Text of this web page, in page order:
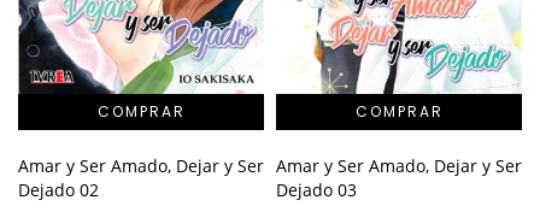
Amar y Ser Amado, Dejar y Ser
Dejado 02
Amar y Ser Amado, Dejar y Ser
Dejado 03